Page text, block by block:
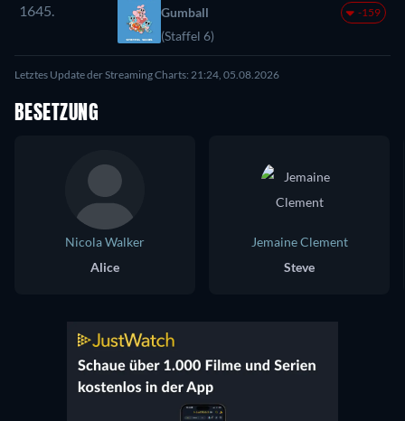
1645.
Gumball
(Staffel 6)
-159
Letztes Update der Streaming Charts: 21:24, 05.08.2026
BESETZUNG
Nicola Walker
Alice
Jemaine Clement
Steve